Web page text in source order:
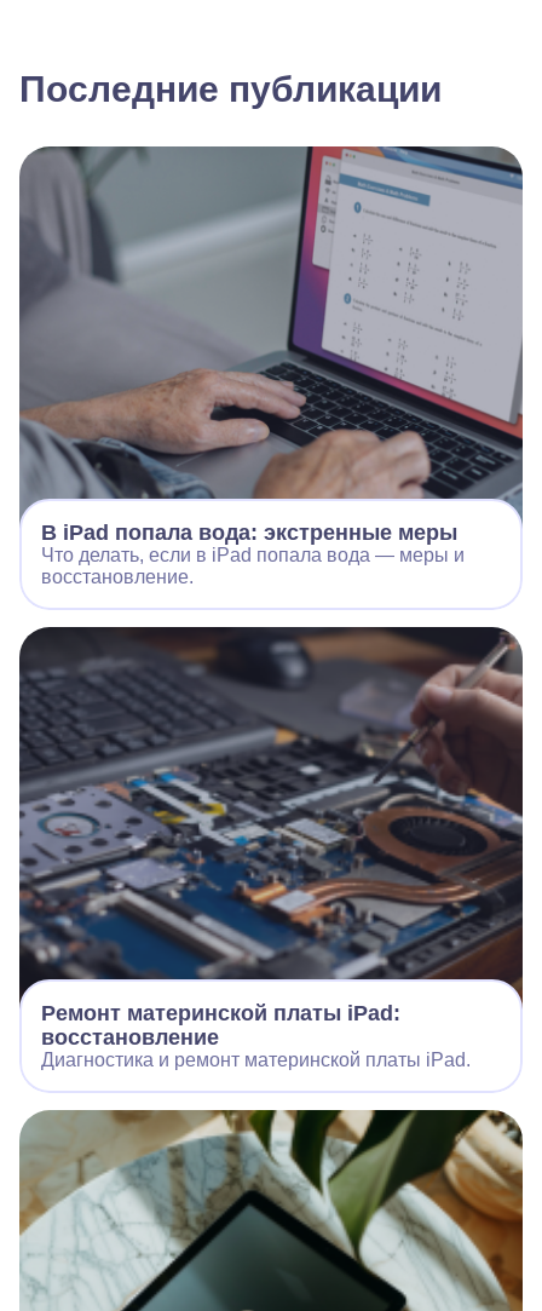
Последние публикации
В iPad попала вода: экстренные меры
Что делать, если в iPad попала вода — меры и
восстановление.
Ремонт материнской платы iPad:
восстановление
Диагностика и ремонт материнской платы iPad.